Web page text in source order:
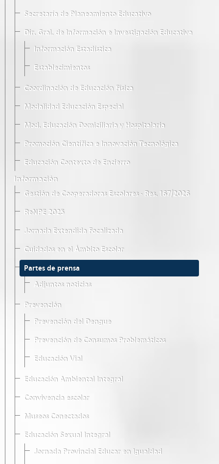
Secretaría de Planeamiento Educativo
Dir. Gral. de Información e Investigación Educativa
Información Estadística
Establecimientos
Coordinación de Educación Física
Modalidad Educación Especial
Mod. Educación Domiciliaria y Hospitalaria
Promoción Científica e Innovación Tecnológica
Educación Contexto de Encierro
Información
Gestión de Cooperadoras Escolares · Res. 167/2026
ReNPE 2025
Jornada Extendida Focalizada
Cuidados en el Ámbito Escolar
Partes de prensa
Adjuntos noticias
Prevención
Prevención del Dengue
Prevención de Consumos Problemáticos
Educación Vial
Educación Ambiental Integral
Convivencia escolar
Museos Conectados
Educación Sexual Integral
Jornada Provincial Educar en Igualdad